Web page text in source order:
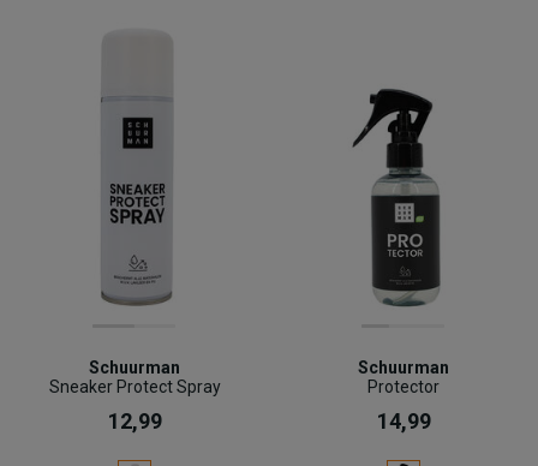
Schuurman
Sneaker Protect Spray
12,99
Schuurman
Protector
14,99